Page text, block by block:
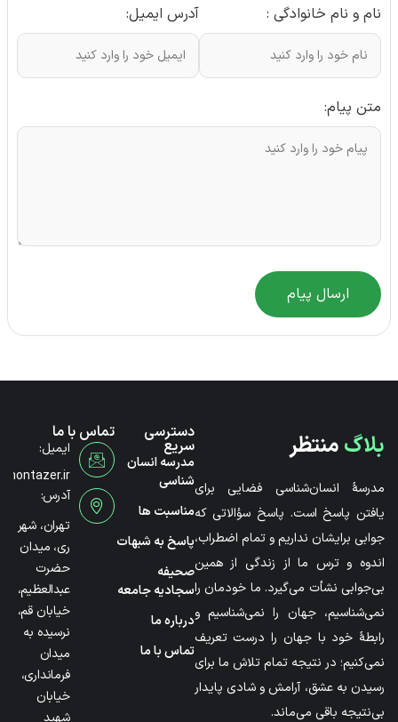
نام و نام خانوادگی :
آدرس ایمیل:
متن پیام:
ارسال پیام
بلاگمنتظر
مدرسۀ انسان‌شناسی فضایی برای
یافتن پاسخ است. پاسخ سؤالاتی که
جوابی برایشان نداریم و تمام اضطراب،
اندوه و ترس ما از زندگی از همین
بی‌جوابی نشأت می‌گیرد. ما خودمان را
نمی‌شناسیم، جهان را نمی‌شناسیم و
رابطۀ خود با جهان را درست تعریف
نمی‌کنیم؛ در نتیجه تمام تلاش ما برای
رسیدن به عشق، آرامش و شادی پایدار
بی‌نتیجه باقی می‌ماند.
دسترسی
سریع
مدرسه انسان
شناسی
مناسبت ها
پاسخ به شبهات
صحیفه
سجادیه جامعه
درباره ما
تماس با ما
تماس با ما
ایمیل:
آدرس:
تهران، شهر
ری، میدان
حضرت
عبدالعظیم،
خیابان قم،
نرسیده به
میدان
فرمانداری،
خیابان
شهید